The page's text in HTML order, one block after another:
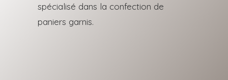
spécialisé dans la confection de
paniers garnis.